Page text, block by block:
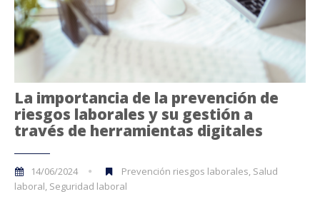
La importancia de la prevención de
riesgos laborales y su gestión a
través de herramientas digitales
14/06/2024
Prevención riesgos laborales, Salud
laboral, Seguridad laboral